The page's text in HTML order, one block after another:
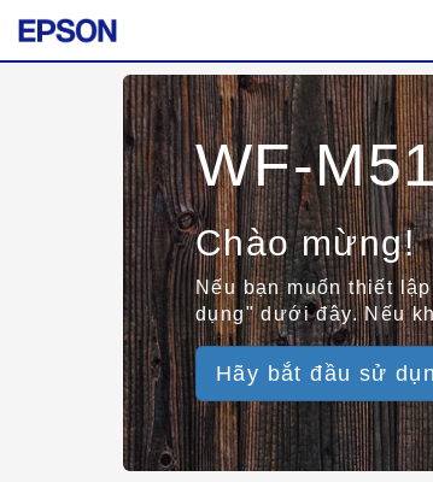
WF-
Chào mừng!
Nếu bạn muốn thiết
dụng" dưới đây. Nếu
Hãy bắt đầu sử